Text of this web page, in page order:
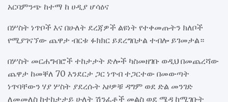
አርባምንጭ ከተማ ከ ሀዲያ ሆሳዕና
በሦስት ነጥቦች እና በሁለት ደረጃዎች ልዩነት የተቀመጡትን ክለቦች
የሚያገናኘው ጨዋታ ብርቱ ፉክክር ይደረግበታል ተብሎ ይገመታል።
በሦስት መርሐግብሮች ተከታታት ድሎች ካስመዘገቡ ወዲህ በመጨረሻው
ጨዋታ ከመቐለ 70 እንደርታ ጋር ነጥብ ተጋርተው በመውጣት
ነጥባቸውን ሃያ ሦስት ያደረሱት አዞዎቹ ዳግም ወደ ድል መንገድ
ለመመለስ ከተከታታይ ሁለት ሽንፈቶች መልስ ወደ ሜዳ ከሚገቡት